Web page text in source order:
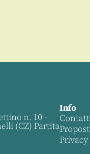
n. 10 -
(CZ) Partita
Info